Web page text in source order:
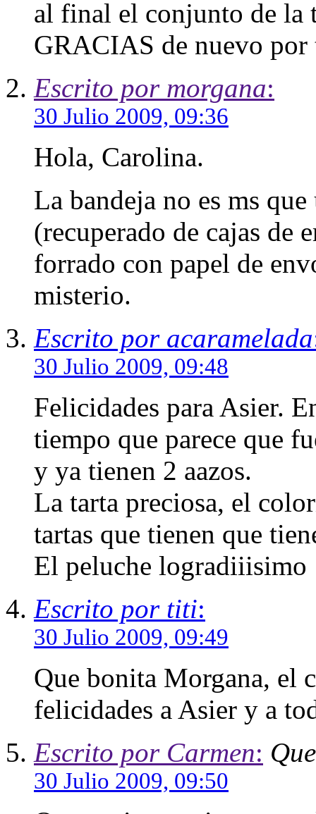
al final el conjunto de la
GRACIAS de nuevo por
Escrito por morgana:
30 Julio 2009, 09:36
Hola, Carolina.
La bandeja no es ms
(recuperado de cajas de
forrado con papel de
misterio.
Escrito por acaramelada
30 Julio 2009, 09:48
Felicidades para Asier.
tiempo que parece que
y ya tienen 2 aazos.
La tarta preciosa, el
tartas que tienen que
El peluche logradiiisimo
Escrito por titi:
30 Julio 2009, 09:49
Que bonita Morgana, el
felicidades a Asier y a
Escrito por Carmen:
30 Julio 2009, 09:50